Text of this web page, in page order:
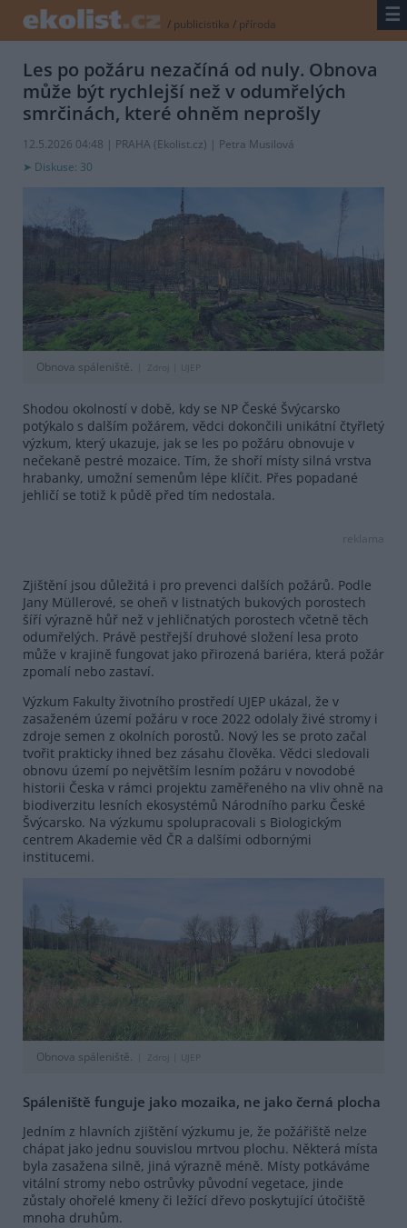
/ publicistika / příroda ☰
Les po požáru nezačíná od nuly. Obnova
může být rychlejší než v odumřelých
smrčinách, které ohněm neprošly
12.5.2026 04:48 | PRAHA (Ekolist.cz) | Petra Musilová
Diskuse: 30
Obnova spáleniště. Zdroj | UJEP
Shodou okolností v době, kdy se NP České Švýcarsko
potýkalo s dalším požárem, vědci dokončili unikátní čtyřletý
výzkum, který ukazuje, jak se les po požáru obnovuje v
nečekaně pestré mozaice. Tím, že shoří místy silná vrstva
hrabanky, umožní semenům lépe klíčit. Přes popadané
jehličí se totiž k půdě před tím nedostala.
reklama
Zjištění jsou důležitá i pro prevenci dalších požárů. Podle
Jany Müllerové, se oheň v listnatých bukových porostech
šíří výrazně hůř než v jehličnatých porostech včetně těch
odumřelých. Právě pestřejší druhové složení lesa proto
může v krajině fungovat jako přirozená bariéra, která požár
zpomalí nebo zastaví.
Výzkum Fakulty životního prostředí UJEP ukázal, že v
zasaženém území požáru v roce 2022 odolaly živé stromy i
zdroje semen z okolních porostů. Nový les se proto začal
tvořit prakticky ihned bez zásahu člověka. Vědci sledovali
obnovu území po největším lesním požáru v novodobé
historii Česka v rámci projektu zaměřeného na vliv ohně na
biodiverzitu lesních ekosystémů Národního parku České
Švýcarsko. Na výzkumu spolupracovali s Biologickým
centrem Akademie věd ČR a dalšími odbornými
institucemi.
Obnova spáleniště. Zdroj | UJEP
Spáleniště funguje jako mozaika, ne jako černá plocha
Jedním z hlavních zjištění výzkumu je, že požářiště nelze
chápat jako jednu souvislou mrtvou plochu. Některá místa
byla zasažena silně, jiná výrazně méně. Místy potkáváme
vitální stromy nebo ostrůvky původní vegetace, jinde
zůstaly ohořelé kmeny či ležící dřevo poskytující útočiště
mnoha druhům.